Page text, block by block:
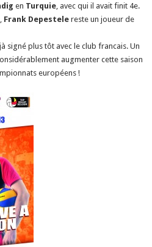
en Turquie, avec qui il avait finit 4e.
, Frank Depestelereste un joueur de
signé plus tôt avec le club francais. Un
augmenter cette saison
européens !